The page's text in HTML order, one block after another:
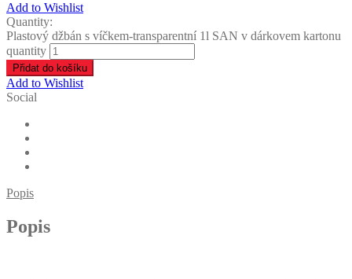
Add to Wishlist
Quantity:
Plastový džbán s víčkem-transparentní 1l SAN v dárkovem kartonu
quantity
Přidat do košíku
Add to Wishlist
Social
Popis
Popis